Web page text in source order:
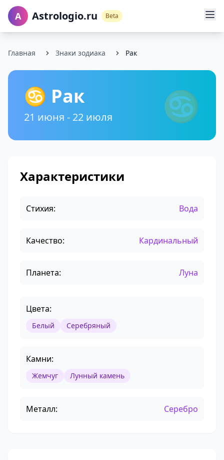
A Astrologio.ru Beta
Главная Знаки зодиака Рак
♋ Рак
21 июня - 22 июля ♋
Характеристики
Стихия: Вода
Качество: Кардинальный
Планета: Луна
Цвета:
Белый Серебряный
Камни:
Жемчуг Лунный камень
Металл: Серебро